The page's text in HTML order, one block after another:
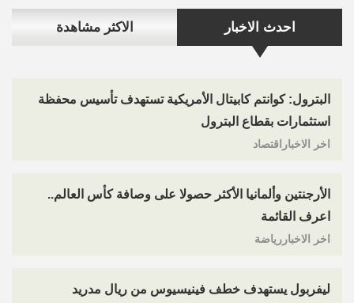
احدث الاخبار الاكثر مشاهدة
البترول: كوانتم كابيتال الأمريكية تستهدف تأسيس محفظة
استثمارات بقطاع البترول
اخر الاخباراقتصاد
الأرجنتين وألمانيا الأكثر حصولا على وصافة كأس العالم..
اعرف القائمة
اخر الاخباررياضة
ليفربول يستهدف خطف فينيسيوس من ريال مدريد